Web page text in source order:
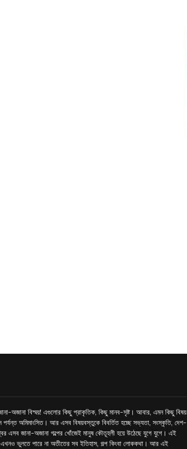
অজানা বিস্ময়! এগুলোর কিছু প্রাকৃতিক, কিছু মানব-সৃষ্ট। আবার, এমন কিছু বিষয়
পর্যন্ত অমিমাংসিত। আর এসব বিষয়বস্তুকে বিবর্তিত হচ্ছে সভ্যতা, সংস্কৃতি, দেশ-
এসব জানা-অজানা গল্পের খোঁজেই মানুষ কৌতূহলী হয়ে উঠেছে যুগে যুগে। এই
ভুলতে পারে না অতীতের সব ইতিহাস, গল্প কিংবা লোককথা। আর এই